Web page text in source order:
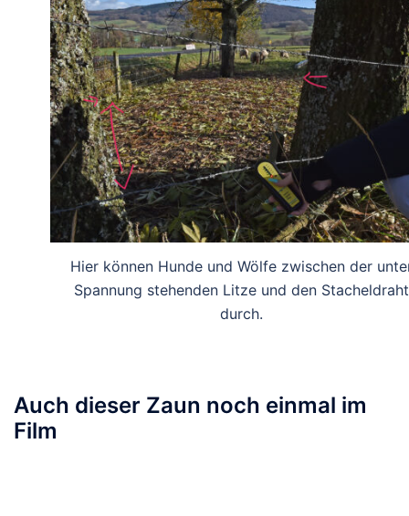
Hier können Hunde und Wölfe zwischen der
Spannung stehenden Litze und den Stacheldraht
durch.
Auch dieser Zaun noch einmal im
Film